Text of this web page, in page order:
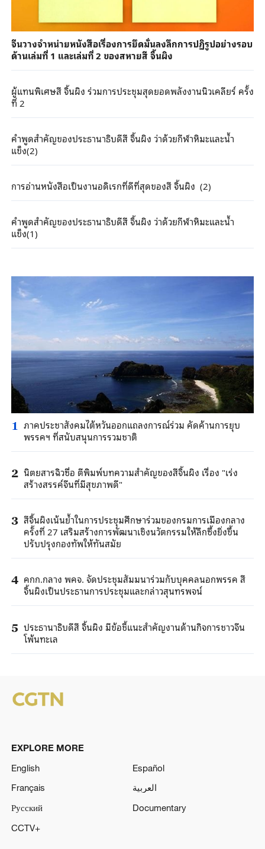
จีนวางจำหน่ายหนังสือเรื่องการยึดมั่นลงลึกการปฏิรูปอย่างรอบ
ด้านเล่มที่ 1 และเล่มที่ 2 ของสหายสี จิ้นผิง
ผู้แทนพิเศษสี จิ้นผิง ร่วมการประชุมสุดยอดพลังงานนิวเคลียร์ ครั้ง
ที่ 2
คำพูดสำคัญของประธานาธิบดีสี จิ้นผิง ว่าด้วยกีฬาหิมะและน้ำ
แข็ง(2)
การอ่านหนังสือเป็นงานอดิเรกที่ดีที่สุดของสี จิ้นผิง (2)
คำพูดสำคัญของประธานาธิบดีสี จิ้นผิง ว่าด้วยกีฬาหิมะและน้ำ
แข็ง(1)
1 ภาคประชาสังคมไต้หวันออกแถลงการณ์ร่วม คัดค้านการยุบ
พรรคฯ ที่สนับสนุนการรวมชาติ
2 นิตยสารฉิวซื่อ ตีพิมพ์บทความสำคัญของสีจิ้นผิง เรื่อง "เร่ง
สร้างสรรค์จีนที่มีสุขภาพดี"
3 สีจิ้นผิงเน้นย้ำในการประชุมศึกษาร่วมของกรมการเมืองกลาง
ครั้งที่ 27 เสริมสร้างการพัฒนาเชิงนวัตกรรมให้ลึกซึ้งยิ่งขึ้น
ปรับปรุงกองทัพให้ทันสมัย
4 คกก.กลาง พคจ. จัดประชุมสัมมนาร่วมกับบุคคลนอกพรรค สี
จิ้นผิงเป็นประธานการประชุมและกล่าวสุนทรพจน์
5 ประธานาธิบดีสี จิ้นผิง มีข้อชี้แนะสำคัญงานด้านกิจการชาวจีน
โพ้นทะเล
EXPLORE MORE
English
Español
Français
العربية
Русский
Documentary
CCTV+